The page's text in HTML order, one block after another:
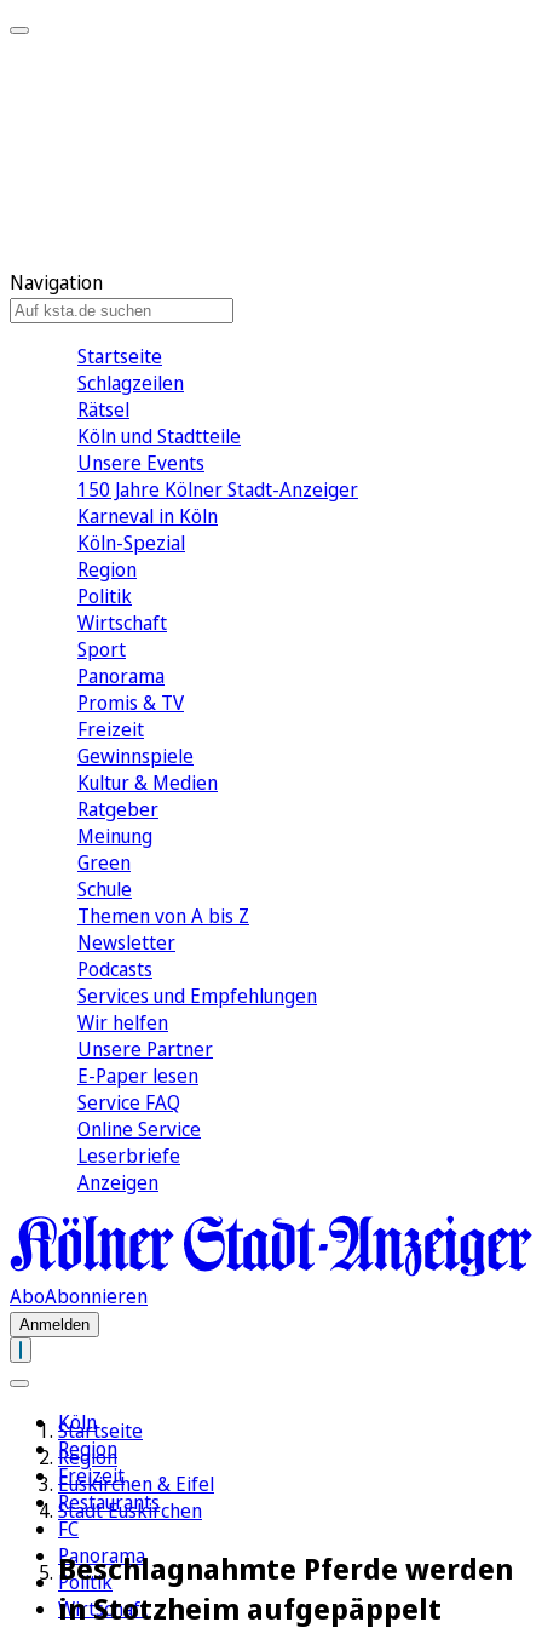
Navigation
Startseite
Schlagzeilen
Rätsel
Köln und Stadtteile
Unsere Events
150 Jahre Kölner Stadt-Anzeiger
Karneval in Köln
Köln-Spezial
Region
Politik
Wirtschaft
Sport
Panorama
Promis & TV
Freizeit
Gewinnspiele
Kultur & Medien
Ratgeber
Meinung
Green
Schule
Themen von A bis Z
Newsletter
Podcasts
Services und Empfehlungen
Wir helfen
Unsere Partner
E-Paper lesen
Service FAQ
Online Service
Leserbriefe
Anzeigen
AboAbonnieren
Anmelden
Köln
Region
Freizeit
Restaurants
FC
Panorama
Politik
Wirtschaft
Startseite
Region
Euskirchen & Eifel
Stadt Euskirchen
Beschlagnahmte Pferde werden
in Stotzheim aufgepäppelt